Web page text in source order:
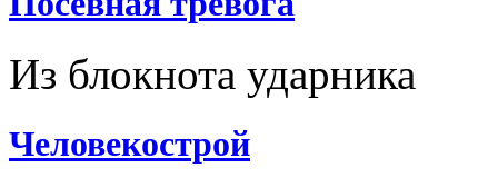
Из блокнота ударника
Человекострой